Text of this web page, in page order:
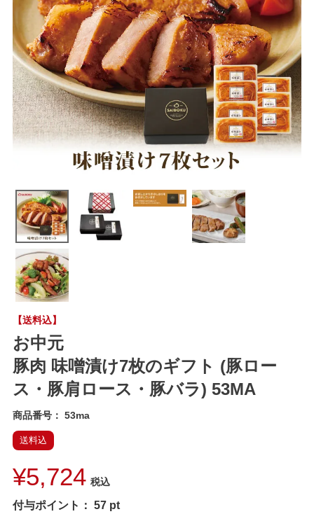
【送料込】
お中元
豚肉 味噌漬け7枚のギフト (豚ロー
ス・豚肩ロース・豚バラ) 53MA
商品番号 53ma
送料込
¥5,724 税込
付与ポイント： 57 pt